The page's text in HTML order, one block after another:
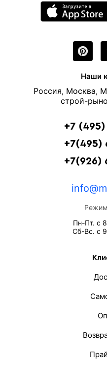
Наши
Россия, Москва,
строй-
+7 (495)
+7(495)
+7(926)
Пн-Пт. с
Сб-Вс. с